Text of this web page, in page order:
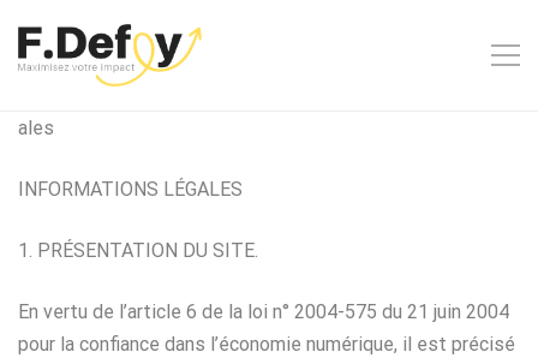
ales
INFORMATIONS LÉGALES
1. PRÉSENTATION DU SITE.
En vertu de l’article 6 de la loi n° 2004-575 du 21 juin 2004
pour la confiance dans l’économie numérique, il est précisé